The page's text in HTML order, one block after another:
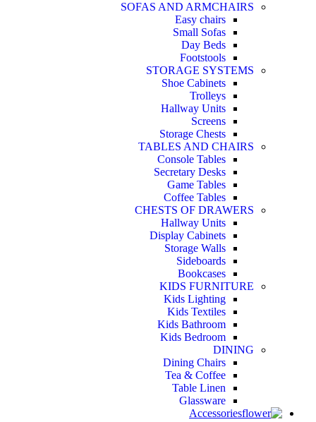
SOFAS AND ARMCHAIRS
Easy chairs
Small Sofas
Day Beds
Footstools
STORAGE SYSTEMS
Shoe Cabinets
Trolleys
Hallway Units
Screens
Storage Chests
TABLES AND CHAIRS
Console Tables
Secretary Desks
Game Tables
Coffee Tables
CHESTS OF DRAWERS
Hallway Units
Display Cabinets
Storage Walls
Sideboards
Bookcases
KIDS FURNITURE
Kids Lighting
Kids Textiles
Kids Bathroom
Kids Bedroom
DINING
Dining Chairs
Tea & Coffee
Table Linen
Glassware
Accessories